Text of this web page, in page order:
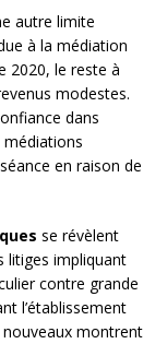
autre limite
à la médiation
2020, le reste à
modestes.
dans
médiations
en raison de
se révèlent
litiges impliquant
contre grande
l’établissement
nouveaux montrent